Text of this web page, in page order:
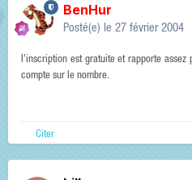
BenHur
Posté(e) le 27 février 2004
l'inscription est gratuite et rapporte assez
compte sur le nombre.
Citer